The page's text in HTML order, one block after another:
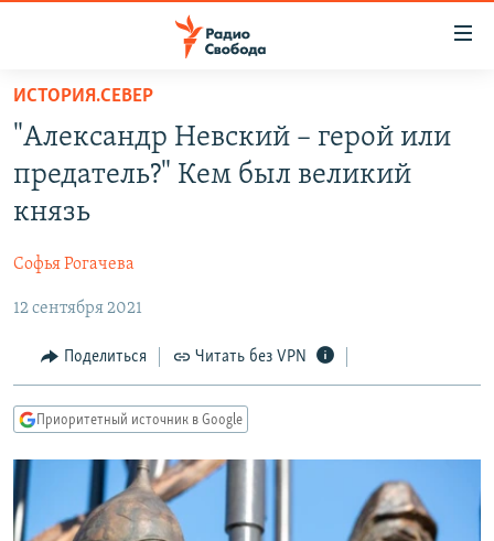
упрощенного
доступа
основному
Вернутся
навигации
Вернутся
поиску
ПРОГРАММЫ
АВТОРСКИЕ ПРОЕКТЫ
МНЕНИЯ
КУЛЬТУРА
IDEL.РЕАЛИИ
СЕВЕР.РЕАЛИИ
СИБИРЬ.РЕАЛИИ
РАСПИСАНИЕ ВЕЩАНИЯ
ИСТОРИЯ.СЕВЕР
"Александр Невский – герой или
предатель?" Кем был великий
князь
Софья Рогачева
12 сентября 2021
Поделиться Читать без VPN
Приоритетный источник в Google